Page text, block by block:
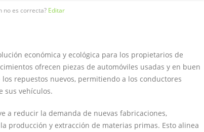
no es correcta? Editar
económica y ecológica para los propietarios de
ofrecen piezas de automóviles usadas y en buen
repuestos nuevos, permitiendo a los conductores
sus vehículos.
a reducir la demanda de nuevas fabricaciones,
producción y extracción de materias primas. Esto alinea